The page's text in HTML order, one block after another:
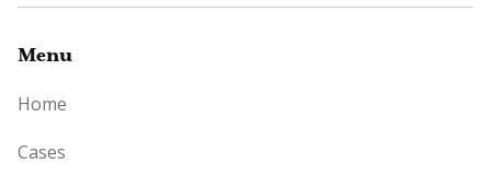
Menu
Home
Cases